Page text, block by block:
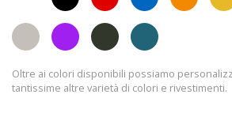
Oltre ai colori disponibili possiamo
tantissime altre varietà di colori e rivestimenti.